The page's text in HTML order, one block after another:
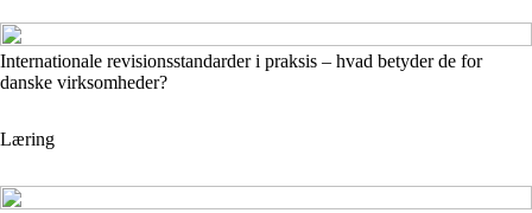
Internationale revisionsstandarder i praksis – hvad betyder de for
danske virksomheder?
Læring